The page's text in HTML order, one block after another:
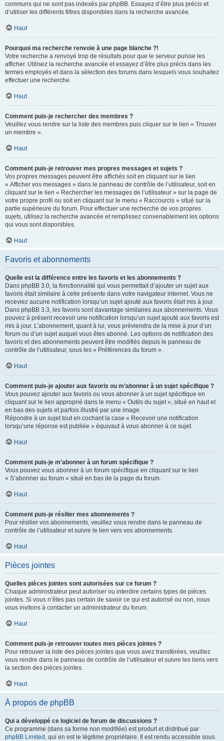
communs qui ne sont pas indexés par phpBB. Essayez d’être plus précis et
d’utiliser les différents filtres disponibles dans la recherche avancée.
Haut
Pourquoi ma recherche renvoie à une page blanche ?!
Votre recherche a renvoyé trop de résultats pour que le serveur puisse les
afficher. Utilisez la recherche avancée et essayez d’être plus précis dans les
termes employés et dans la sélection des forums dans lesquels vous souhaitez
effectuer une recherche.
Haut
Comment puis-je rechercher des membres ?
Veuillez vous rendre sur la liste des membres puis cliquer sur le lien « Trouver
un membre ».
Haut
Comment puis-je retrouver mes propres messages et sujets ?
Vos propres messages peuvent être affichés soit en cliquant sur le lien
« Afficher vos messages » dans le panneau de contrôle de l’utilisateur, soit en
cliquant sur le lien « Rechercher les messages de l’utilisateur » sur la page de
votre propre profil ou soit en cliquant sur le menu « Raccourcis » situé sur la
partie supérieure du forum. Pour effectuer une recherche de vos propres
sujets, utilisez la recherche avancée et remplissez convenablement les options
qui vous sont disponibles.
Haut
Favoris et abonnements
Quelle est la différence entre les favoris et les abonnements ?
Dans phpBB 3.0, la fonctionnalité qui vous permettait d’ajouter un sujet aux
favoris était similaire à celle présente dans votre navigateur internet. Vous ne
receviez aucune notification lorsqu’un sujet ajouté aux favoris était mis à jour.
Dans phpBB 3.3, les favoris sont davantage similaires aux abonnements. Vous
pouvez à présent recevoir une notification lorsqu’un sujet ajouté aux favoris est
mis à jour. L’abonnement, quant à lui, vous préviendra de la mise à jour d’un
forum ou d’un sujet auquel vous êtes abonné. Les options de notification des
favoris et des abonnements peuvent être modifiés depuis le panneau de
contrôle de l’utilisateur, sous les « Préférences du forum ».
Haut
Comment puis-je ajouter aux favoris ou m’abonner à un sujet spécifique ?
Vous pouvez ajouter aux favoris ou vous abonner à un sujet spécifique en
cliquant sur le lien approprié dans le menu « Outils du sujet », situé en haut et
en bas des sujets et parfois illustré par une image.
Répondre à un sujet tout en cochant la case « Recevoir une notification
lorsqu’une réponse est publiée » équivaut à vous abonner à ce sujet.
Haut
Comment puis-je m’abonner à un forum spécifique ?
Vous pouvez vous abonner à un forum spécifique en cliquant sur le lien
« S’abonner au forum » situé en bas de la page du forum.
Haut
Comment puis-je résilier mes abonnements ?
Pour résilier vos abonnements, veuillez vous rendre dans le panneau de
contrôle de l’utilisateur et suivre le lien vers vos abonnements.
Haut
Pièces jointes
Quelles pièces jointes sont autorisées sur ce forum ?
Chaque administrateur peut autoriser ou interdire certains types de pièces
jointes. Si vous n’êtes pas certain de savoir ce qui est autorisé ou non, nous
vous invitons à contacter un administrateur du forum.
Haut
Comment puis-je retrouver toutes mes pièces jointes ?
Pour retrouver la liste des pièces jointes que vous avez transférées, veuillez
vous rendre dans le panneau de contrôle de l’utilisateur et suivre les liens vers
la section des pièces jointes.
Haut
À propos de phpBB
Qui a développé ce logiciel de forum de discussions ?
Ce programme (dans sa forme non modifiée) est produit et distribué par
phpBB Limited , qui en est le légitime propriétaire. Il est rendu accessible sous